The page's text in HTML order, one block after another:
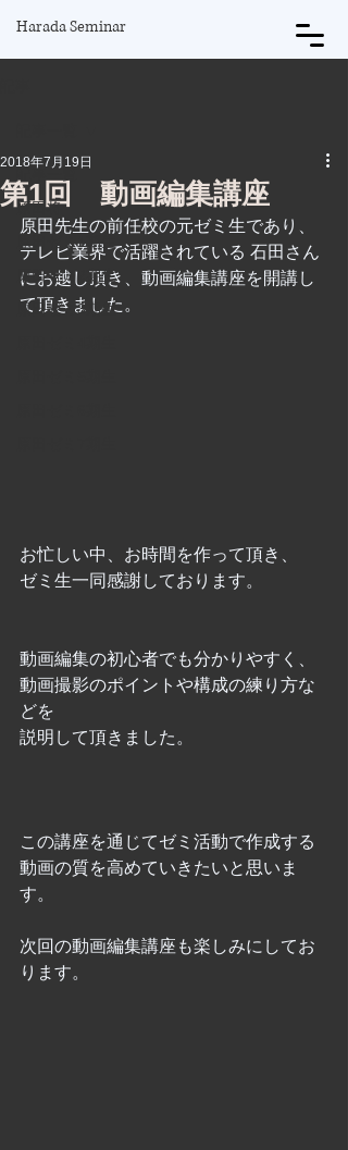
Harada Seminar
記事一覧
原田将
原田ゼミ1期生
原田ゼミ2期生
原田ゼミ3期生
第1回 動画編集講座
2018年7月19日
原田先生の前任校の元ゼミ生であり、
テレビ業界で活躍されている 石田さん
にお越し頂き、動画編集講座を開講し
て頂きました。
お忙しい中、お時間を作って頂き、
ゼミ生一同感謝しております。
動画編集の初心者でも分かりやすく、
動画撮影のポイントや構成の練り方な
どを
説明して頂きました。
この講座を通じてゼミ活動で作成する
動画の質を高めていきたいと思いま
す。
次回の動画編集講座も楽しみにしてお
ります。